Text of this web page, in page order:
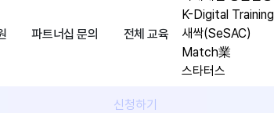
파트너십 문의 전체 교육
K-Digital Training
새싹(SeSAC)
Match業
스타터스
신청하기